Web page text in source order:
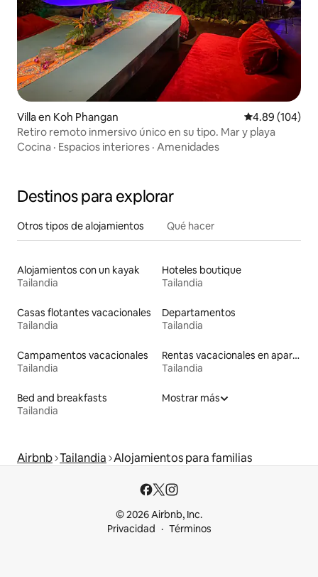
Villa en Koh Phangan Calificación
4.89 (104)
Retiro remoto inmersivo único en su tipo. Mar y playa
Cocina · Espacios interiores · Amenidades
Destinos para explorar
Otros tipos de alojamientos Qué hacer
Alojamientos con un kayak
Tailandia
Hoteles boutique
Tailandia
Casas flotantes vacacionales
Tailandia
Departamentos
Tailandia
Campamentos vacacionales
Tailandia
Rentas vacacionales en apartoteles
Tailandia
Bed and breakfasts
Tailandia
Mostrar más
Airbnb Tailandia Alojamientos para familias
© 2026 Airbnb, Inc.
Privacidad
Términos